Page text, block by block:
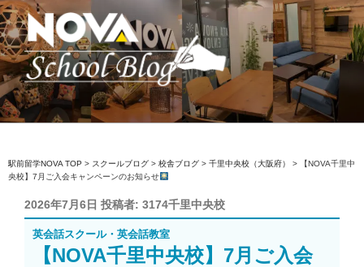
コ
ン
テ
ン
ツ
へ
ス
ッ
プ
駅前留学NOVA【公式】スクールブロ
英会話スクール・英会話教室
駅前留学NOVA TOP > スクールブログ > 校舎ブログ > 千里中央校（大阪府） >
【NOVA千里中
央校】7月ご入会キャンペーンのお知らせ
投
稿
日:
2026年7月6日 投稿者: 3174千里中央校
英会話スクール・英会話教室
【NOVA千里中央校】7月ご入会